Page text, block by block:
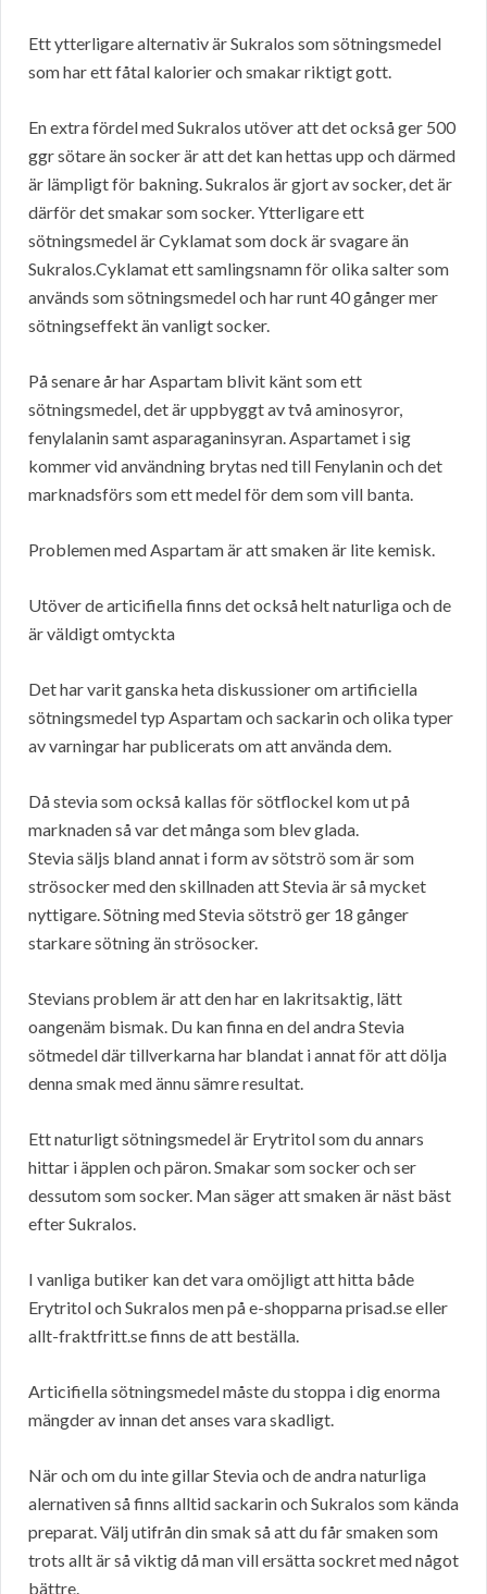
Ett ytterligare alternativ är Sukralos som sötningsmedel
som har ett fåtal kalorier och smakar riktigt gott.
En extra fördel med Sukralos utöver att det också ger 500
ggr sötare än socker är att det kan hettas upp och därmed
är lämpligt för bakning. Sukralos är gjort av socker, det är
därför det smakar som socker. Ytterligare ett
sötningsmedel är Cyklamat som dock är svagare än
Sukralos.Cyklamat ett samlingsnamn för olika salter som
används som sötningsmedel och har runt 40 gånger mer
sötningseffekt än vanligt socker.
På senare år har Aspartam blivit känt som ett
sötningsmedel, det är uppbyggt av två aminosyror,
fenylalanin samt asparaganinsyran. Aspartamet i sig
kommer vid användning brytas ned till Fenylanin och det
marknadsförs som ett medel för dem som vill banta.
Problemen med Aspartam är att smaken är lite kemisk.
Utöver de articifiella finns det också helt naturliga och de
är väldigt omtyckta
Det har varit ganska heta diskussioner om artificiella
sötningsmedel typ Aspartam och sackarin och olika typer
av varningar har publicerats om att använda dem.
Då stevia som också kallas för sötflockel kom ut på
marknaden så var det många som blev glada.
Stevia säljs bland annat i form av sötströ som är som
strösocker med den skillnaden att Stevia är så mycket
nyttigare. Sötning med Stevia sötströ ger 18 gånger
starkare sötning än strösocker.
Stevians problem är att den har en lakritsaktig, lätt
oangenäm bismak. Du kan finna en del andra Stevia
sötmedel där tillverkarna har blandat i annat för att dölja
denna smak med ännu sämre resultat.
Ett naturligt sötningsmedel är Erytritol som du annars
hittar i äpplen och päron. Smakar som socker och ser
dessutom som socker. Man säger att smaken är näst bäst
efter Sukralos.
I vanliga butiker kan det vara omöjligt att hitta både
Erytritol och Sukralos men på e-shopparna prisad.se eller
allt-fraktfritt.se finns de att beställa.
Articifiella sötningsmedel måste du stoppa i dig enorma
mängder av innan det anses vara skadligt.
När och om du inte gillar Stevia och de andra naturliga
alernativen så finns alltid sackarin och Sukralos som kända
preparat. Välj utifrån din smak så att du får smaken som
trots allt är så viktig då man vill ersätta sockret med något
bättre.